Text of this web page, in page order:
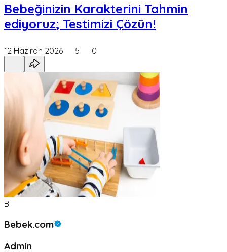
Bebeğinizin Karakterini Tahmin
ediyoruz; Testimizi Çözün!
12 Haziran 2026 5 0
B
Bebek.com
Admin